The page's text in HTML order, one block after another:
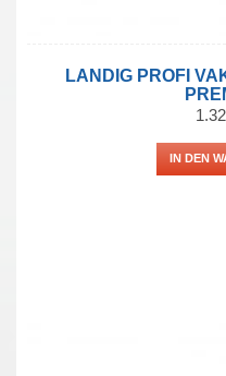
LANDIG PROFI
IN DEN